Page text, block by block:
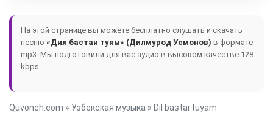
На этой странице вы можете бесплатно слушать и скачать
песню «Дил бастаи туям» (Дилмурод Усмонов) в формате
mp3. Мы подготовили для вас аудио в высоком качестве 128
kbps.
Quvonch.com » Узбекская музыка » Dil bastai tuyam